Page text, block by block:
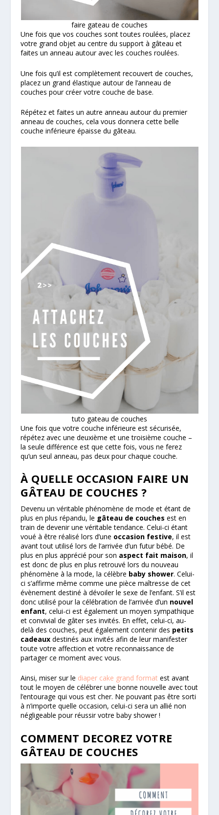
faire gateau de couches
Une fois que vos couches sont toutes roulées, placez
votre grand objet au centre du support à gâteau et
faites un anneau autour avec les couches roulées.
Une fois qu’il est complètement recouvert de couches,
placez un grand élastique autour de l’anneau de
couches pour créer votre couche de base.
Répétez et faites un autre anneau autour du premier
anneau de couches, cela vous donnera cette belle
couche inférieure épaisse du gâteau.
tuto gateau de couches
Une fois que votre couche inférieure est sécurisée,
répétez avec une deuxième et une troisième couche –
la seule différence est que cette fois, vous ne ferez
qu’un seul anneau, pas deux pour chaque couche.
À QUELLE OCCASION FAIRE UN
GÂTEAU DE COUCHES ?
Devenu un véritable phénomène de mode et étant de
plus en plus répandu, le gâteau de couches est en
train de devenir une véritable tendance. Celui-ci étant
voué à être réalisé lors d’une occasion festive, il est
avant tout utilisé lors de l’arrivée d’un futur bébé. De
plus en plus apprécié pour son aspect fait maison, il
est donc de plus en plus retrouvé lors du nouveau
phénomène à la mode, la célèbre baby shower. Celui-
ci s’affirme même comme une pièce maîtresse de cet
évènement destiné à dévoiler le sexe de l’enfant. S’il est
donc utilisé pour la célébration de l’arrivée d’un nouvel
enfant, celui-ci est également un moyen sympathique
et convivial de gâter ses invités. En effet, celui-ci, au-
delà des couches, peut également contenir des petits
cadeaux destinés aux invités afin de leur manifester
toute votre affection et votre reconnaissance de
partager ce moment avec vous.
Ainsi, miser sur le diaper cake grand format est avant
tout le moyen de célébrer une bonne nouvelle avec tout
l’entourage qui vous est cher. Ne pouvant pas être sorti
à n’importe quelle occasion, celui-ci sera un allié non
négligeable pour réussir votre baby shower !
COMMENT DECOREZ VOTRE
GÂTEAU DE COUCHES